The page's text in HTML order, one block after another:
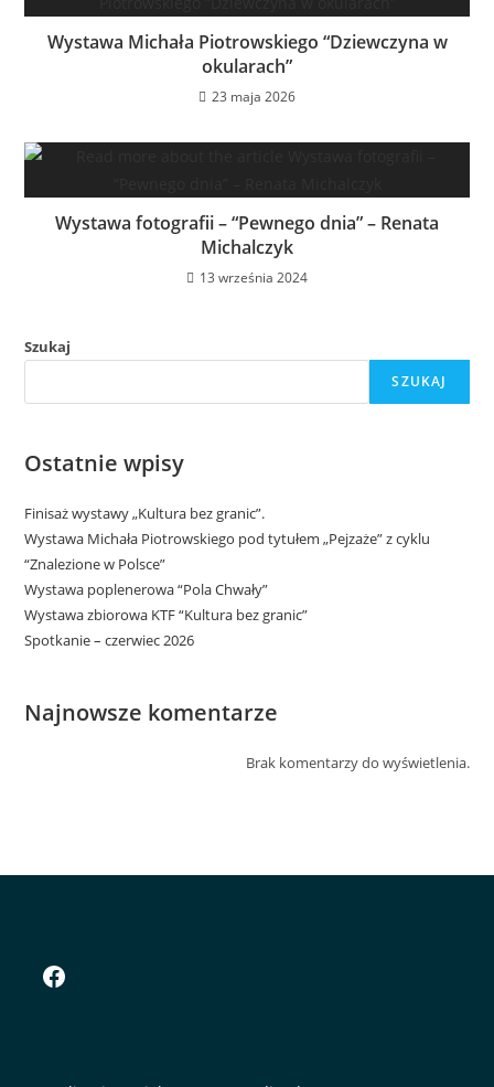
Wystawa Michała Piotrowskiego “Dziewczyna w
okularach”
23 maja 2026
Wystawa fotografii – “Pewnego dnia” – Renata
Michalczyk
13 września 2024
Szukaj
SZUKAJ
Ostatnie wpisy
Finisaż wystawy „Kultura bez granic”.
Wystawa Michała Piotrowskiego pod tytułem „Pejzaże” z cyklu
“Znalezione w Polsce”
Wystawa poplenerowa “Pola Chwały”
Wystawa zbiorowa KTF “Kultura bez granic”
Spotkanie – czerwiec 2026
Najnowsze komentarze
Brak komentarzy do wyświetlenia.